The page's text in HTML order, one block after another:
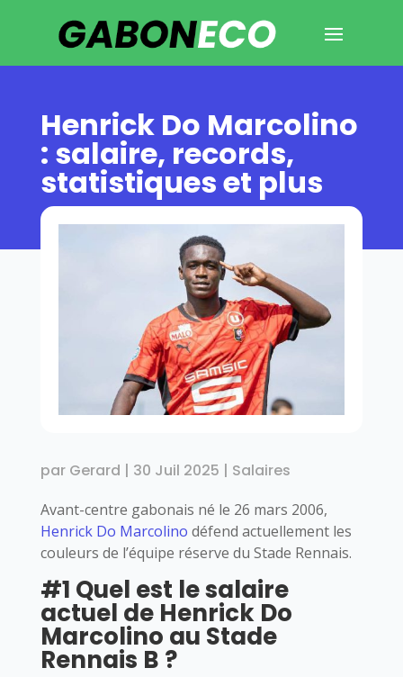
Henrick Do Marcolino
: salaire, records,
statistiques et plus
par Gerard | 30 Juil 2025 | Salaires
Avant-centre gabonais né le 26 mars 2006,
Henrick Do Marcolino défend actuellement les
couleurs de l’équipe réserve du Stade Rennais.
#1 Quel est le salaire
actuel de Henrick Do
Marcolino au Stade
Rennais B ?